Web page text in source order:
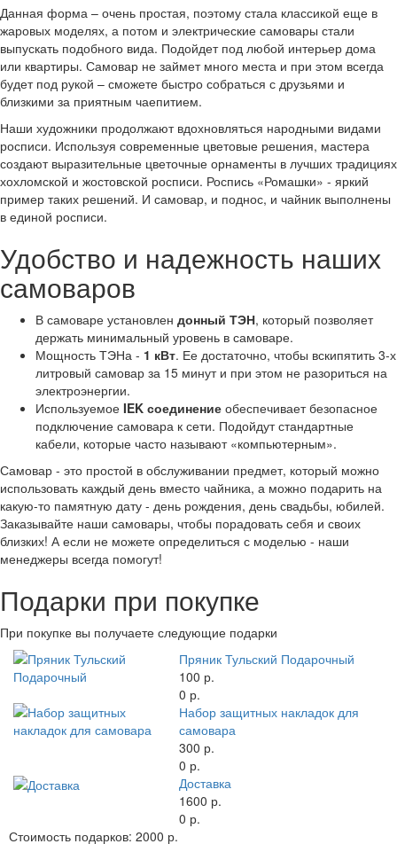
Данная форма – очень простая, поэтому стала классикой еще в
жаровых моделях, а потом и электрические самовары стали
выпускать подобного вида. Подойдет под любой интерьер дома
или квартиры. Самовар не займет много места и при этом всегда
будет под рукой – сможете быстро собраться с друзьями и
близкими за приятным чаепитием.
Наши художники продолжают вдохновляться народными видами
росписи. Используя современные цветовые решения, мастера
создают выразительные цветочные орнаменты в лучших традициях
хохломской и жостовской росписи. Роспись «Ромашки» - яркий
пример таких решений. И самовар, и поднос, и чайник выполнены
в единой росписи.
Удобство и надежность наших
самоваров
В самоваре установлен донный ТЭН, который позволяет
держать минимальный уровень в самоваре.
Мощность ТЭНа - 1 кВт. Ее достаточно, чтобы вскипятить 3-х
литровый самовар за 15 минут и при этом не разориться на
электроэнергии.
Используемое IEK соединение обеспечивает безопасное
подключение самовара к сети. Подойдут стандартные
кабели, которые часто называют «компьютерным».
Самовар - это простой в обслуживании предмет, который можно
использовать каждый день вместо чайника, а можно подарить на
какую-то памятную дату - день рождения, день свадьбы, юбилей.
Заказывайте наши самовары, чтобы порадовать себя и своих
близких! А если не можете определиться с моделью - наши
менеджеры всегда помогут!
Подарки при покупке
При покупке вы получаете следующие подарки
Пряник Тульский Подарочный
100 р.
0 р.
Набор защитных накладок для
самовара
300 р.
0 р.
Доставка
1600 р.
0 р.
Стоимость подарков: 2000 р.